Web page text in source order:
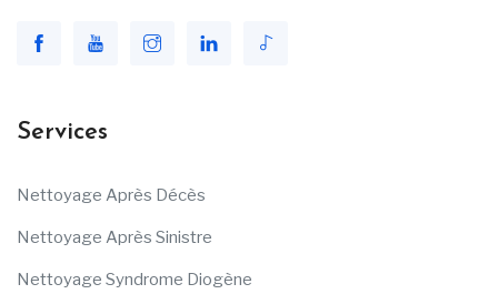
Services
Nettoyage Après Décès
Nettoyage Après Sinistre
Nettoyage Syndrome Diogène